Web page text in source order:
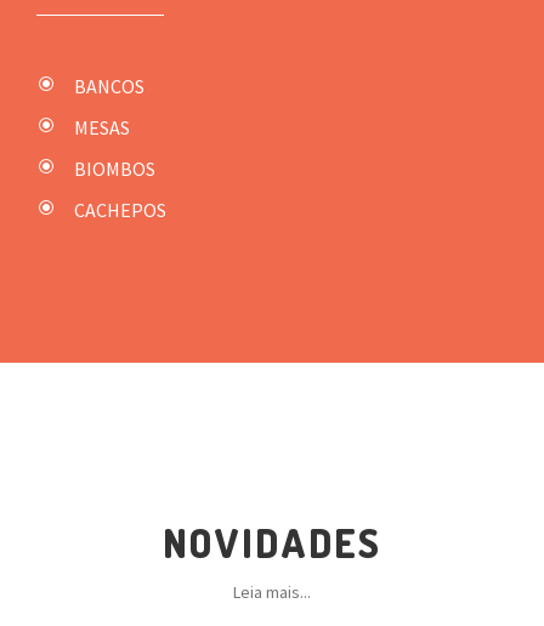
BANCOS
MESAS
BIOMBOS
CACHEPOS
NOVIDADES
Leia mais...